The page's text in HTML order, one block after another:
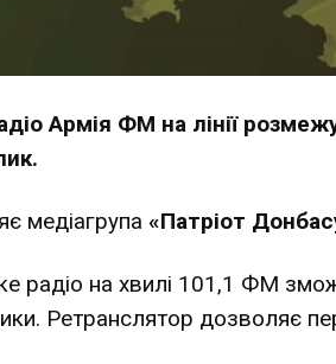
Армія ФМ на лінії
медіагрупа «Патріот
радіо на хвилі 101,1 ФМ
Ретранслятор дозволяє